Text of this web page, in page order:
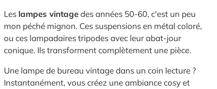
Les lampes vintagedes années 50-60, c'est un peu
mon péché mignon. Ces suspensions en métal coloré,
ou ces lampadaires tripodes avec leur abat-jour
conique. Ils transforment complètement une pièce.
Une lampe de bureau vintage dans un coin lecture ?
Instantanément, vous créez une ambiance cosy et